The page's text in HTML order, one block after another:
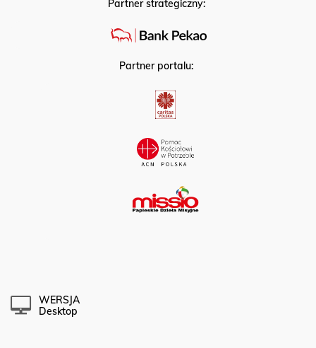
Partner strategiczny:
Partner portalu:
WERSJA
Desktop